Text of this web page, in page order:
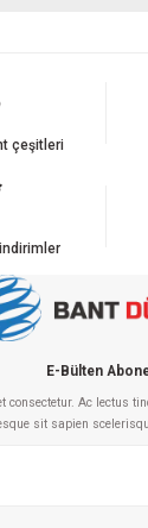
ürün
teşekkür ederiz.
eksik bilgiler
bulunuyor.
daha pahalı.
alternatifler olmalı.
çeşitleri
E-Bülten
consectetur. Ac lectus
sit sapien